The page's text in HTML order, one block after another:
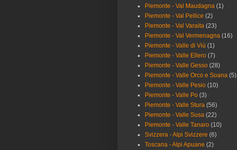
Piemonte - Val Maudagna (1)
Piemonte - Val Pellice (2)
Piemonte - Val Varaita (23)
Piemonte - Val Vermenagna (16)
Piemonte - Valle di Viù (1)
Piemonte - Valle Ellero (7)
Piemonte - Valle Gesso (28)
Piemonte - Valle Orco e Soana (5)
Piemonte - Valle Pesio (10)
Piemonte - Valle Po (3)
Piemonte - Valle Stura (56)
Piemonte - Valle Susa (22)
Piemonte - Valle Tanaro (10)
Svizzera - Alpi Svizzere (6)
Toscana - Alpi Apuane (2)